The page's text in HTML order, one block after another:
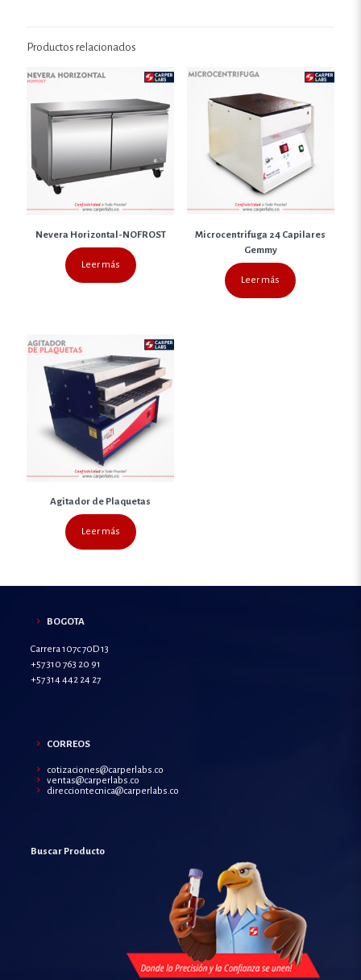
Productos relacionados
Nevera Horizontal-NOFROST
Leer más
Microcentrifuga 24 Capilares
Gemmy
Leer más
Agitador de Plaquetas
Leer más
BOGOTA
Carrera 107c 70D 13
+57 310 763 20 91
+57 314 442 24 27
CORREOS
cotizaciones@carperlabs.co
ventas@carperlabs.co
direcciontecnica@carperlabs.co
Buscar Producto